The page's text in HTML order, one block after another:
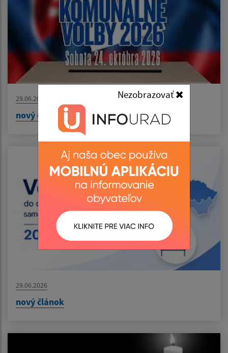
Nezobrazovať
29.06.2026
nový článok
29.06.2026
nový článok